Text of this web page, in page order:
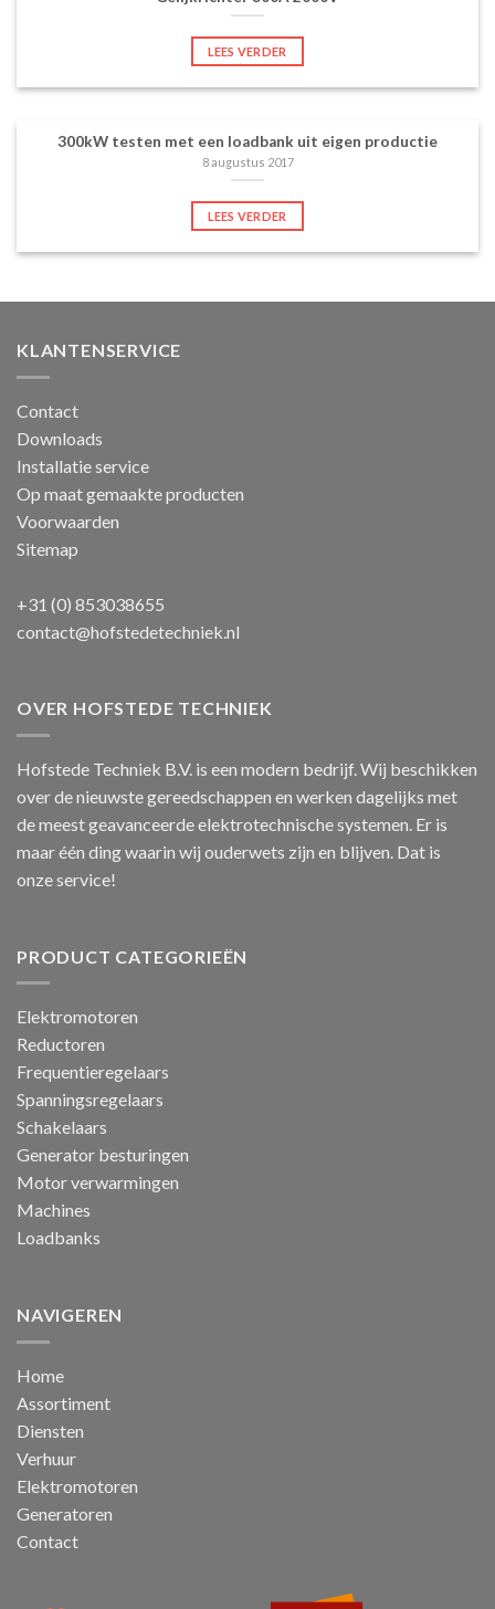
LEES VERDER
300kW testen met een loadbank uit eigen productie
8 augustus 2017
LEES VERDER
KLANTENSERVICE
Contact
Downloads
Installatie service
Op maat gemaakte producten
Voorwaarden
Sitemap
+31 (0) 853038655
contact@hofstedetechniek.nl
OVER HOFSTEDE TECHNIEK
Hofstede Techniek B.V. is een modern bedrijf. Wij beschikken
over de nieuwste gereedschappen en werken dagelijks met
de meest geavanceerde elektrotechnische systemen. Er is
maar één ding waarin wij ouderwets zijn en blijven. Dat is
onze service!
PRODUCT CATEGORIEËN
Elektromotoren
Reductoren
Frequentieregelaars
Spanningsregelaars
Schakelaars
Generator besturingen
Motor verwarmingen
Machines
Loadbanks
NAVIGEREN
Home
Assortiment
Diensten
Verhuur
Elektromotoren
Generatoren
Contact